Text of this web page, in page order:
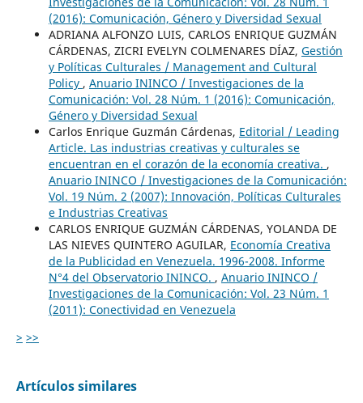
(2016): Comunicación, Género y Diversidad Sexual
ADRIANA ALFONZO LUIS, CARLOS ENRIQUE GUZMÁN
CÁRDENAS, ZICRI EVELYN COLMENARES DÍAZ, Gestión
y Políticas Culturales / Management and Cultural
Policy , Anuario ININCO / Investigaciones de la
Comunicación: Vol. 28 Núm. 1 (2016): Comunicación,
Género y Diversidad Sexual
Carlos Enrique Guzmán Cárdenas, Editorial / Leading
Article. Las industrias creativas y culturales se
encuentran en el corazón de la economía creativa. ,
Anuario ININCO / Investigaciones de la Comunicación:
Vol. 19 Núm. 2 (2007): Innovación, Políticas Culturales
e Industrias Creativas
CARLOS ENRIQUE GUZMÁN CÁRDENAS, YOLANDA DE
LAS NIEVES QUINTERO AGUILAR, Economía Creativa
de la Publicidad en Venezuela. 1996-2008. Informe
N°4 del Observatorio ININCO. , Anuario ININCO /
Investigaciones de la Comunicación: Vol. 23 Núm. 1
(2011): Conectividad en Venezuela
> >>
Artículos similares